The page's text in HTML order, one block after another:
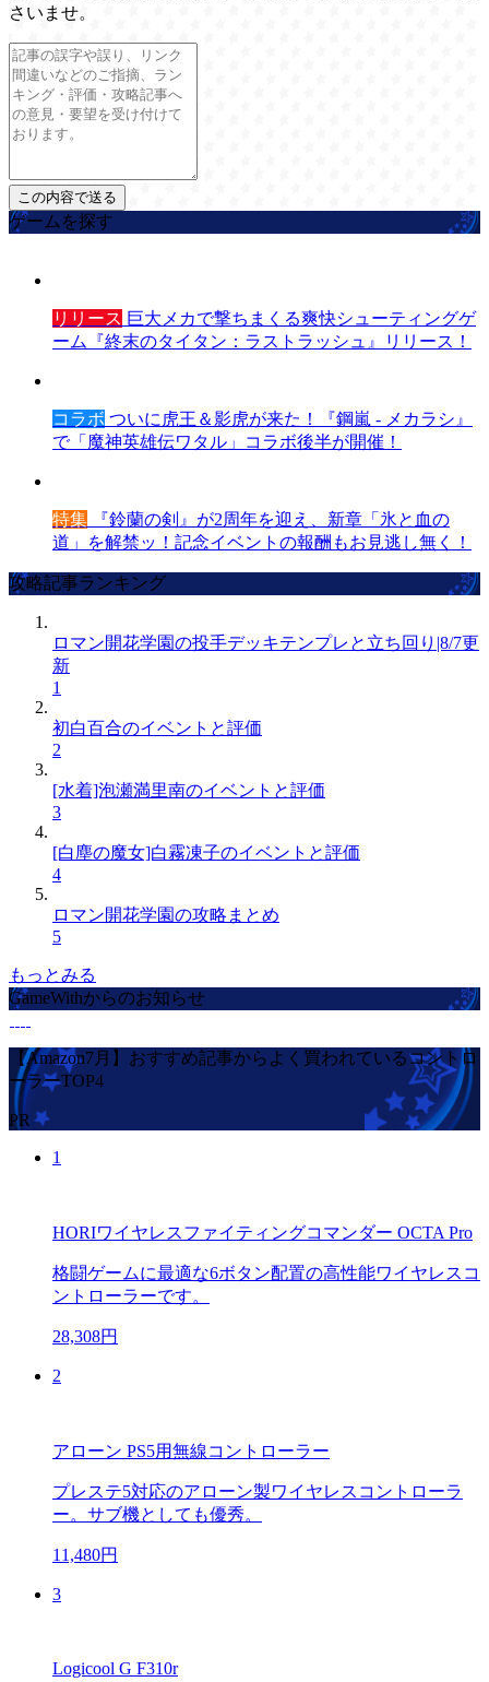
さいませ。
ゲームを探す
リリース 巨大メカで撃ちまくる爽快シューティングゲ
ーム『終末のタイタン：ラストラッシュ』リリース！
コラボ ついに虎王＆影虎が来た！『鋼嵐 - メカラシ』
で「魔神英雄伝ワタル」コラボ後半が開催！
特集 『鈴蘭の剣』が2周年を迎え、新章「氷と血の
道」を解禁ッ！記念イベントの報酬もお見逃し無く！
攻略記事ランキング
ロマン開花学園の投手デッキテンプレと立ち回り|8/7更
新
1
初白百合のイベントと評価
2
[水着]泡瀬満里南のイベントと評価
3
[白塵の魔女]白霧凍子のイベントと評価
4
ロマン開花学園の攻略まとめ
5
もっとみる
GameWithからのお知らせ
【Amazon7月】おすすめ記事からよく買われているコントロ
ーラーTOP4
PR
1
HORIワイヤレスファイティングコマンダー OCTA Pro
格闘ゲームに最適な6ボタン配置の高性能ワイヤレスコ
ントローラーです。
28,308円
2
アローン PS5用無線コントローラー
プレステ5対応のアローン製ワイヤレスコントローラ
ー。サブ機としても優秀。
11,480円
3
Logicool G F310r